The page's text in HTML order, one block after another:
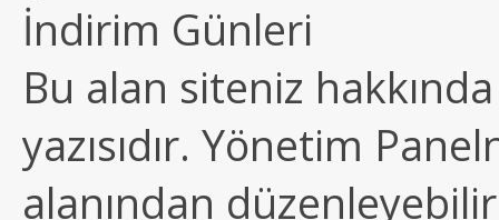
İndirim Günleri
Bu alan siteniz
yazısıdır. Yönetim
alanından